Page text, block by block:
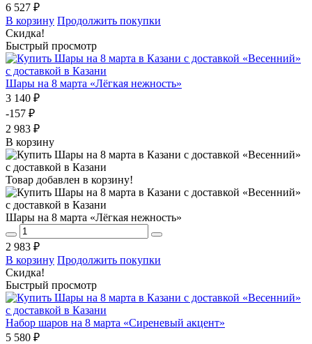
6 527 ₽
В корзину Продолжить покупки
Скидка!
Быстрый просмотр
Шары на 8 марта «Лёгкая нежность»
3 140 ₽
-157 ₽
2 983 ₽
В корзину
Товар добавлен в корзину!
Шары на 8 марта «Лёгкая нежность»
2 983 ₽
В корзину Продолжить покупки
Скидка!
Быстрый просмотр
Набор шаров на 8 марта «Сиреневый акцент»
5 580 ₽